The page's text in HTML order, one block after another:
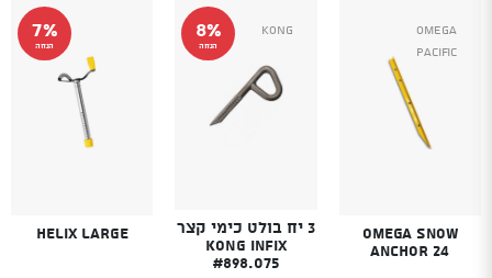
Omega
Pacific
Omega Snow
Anchor 24
8%
הנחה
Kong
3 יח בולט כימי קצר
KONG Infix
#898.075
7%
הנחה
Helix Large